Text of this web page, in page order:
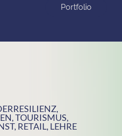
Portfolio
TOURISMUS,
RETAIL, LEHRE